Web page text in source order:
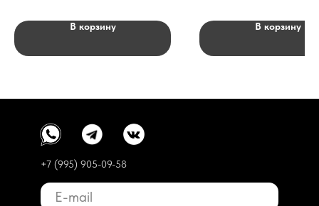
В корзину В корзину
+7 (995) 905-09-58